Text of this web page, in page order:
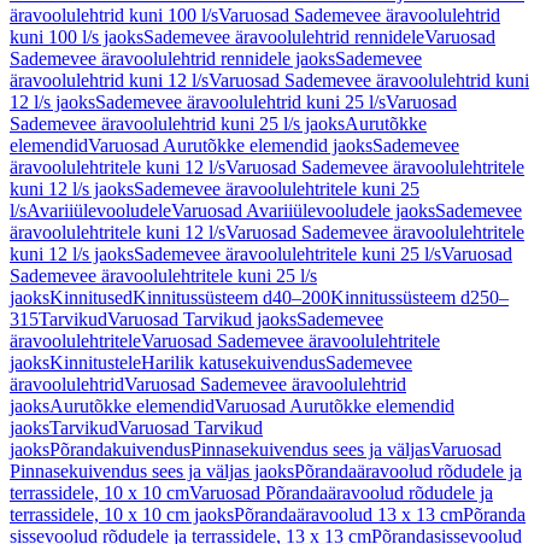
äravoolulehtrid kuni 100 l/sVaruosad Sademevee äravoolulehtrid
kuni 100 l/s jaoksSademevee äravoolulehtrid rennideleVaruosad
Sademevee äravoolulehtrid rennidele jaoksSademevee
äravoolulehtrid kuni 12 l/sVaruosad Sademevee äravoolulehtrid kuni
12 l/s jaoksSademevee äravoolulehtrid kuni 25 l/sVaruosad
Sademevee äravoolulehtrid kuni 25 l/s jaoksAurutõkke
elemendidVaruosad Aurutõkke elemendid jaoksSademevee
äravoolulehtritele kuni 12 l/sVaruosad Sademevee äravoolulehtritele
kuni 12 l/s jaoksSademevee äravoolulehtritele kuni 25
l/sAvariiülevooludeleVaruosad Avariiülevooludele jaoksSademevee
äravoolulehtritele kuni 12 l/sVaruosad Sademevee äravoolulehtritele
kuni 12 l/s jaoksSademevee äravoolulehtritele kuni 25 l/sVaruosad
Sademevee äravoolulehtritele kuni 25 l/s
jaoksKinnitusedKinnitussüsteem d40–200Kinnitussüsteem d250–
315TarvikudVaruosad Tarvikud jaoksSademevee
äravoolulehtriteleVaruosad Sademevee äravoolulehtritele
jaoksKinnitusteleHarilik katusekuivendusSademevee
äravoolulehtridVaruosad Sademevee äravoolulehtrid
jaoksAurutõkke elemendidVaruosad Aurutõkke elemendid
jaoksTarvikudVaruosad Tarvikud
jaoksPõrandakuivendusPinnasekuivendus sees ja väljasVaruosad
Pinnasekuivendus sees ja väljas jaoksPõrandaäravoolud rõdudele ja
terrassidele, 10 x 10 cmVaruosad Põrandaäravoolud rõdudele ja
terrassidele, 10 x 10 cm jaoksPõrandaäravoolud 13 x 13 cmPõranda
sissevoolud rõdudele ja terrassidele, 13 x 13 cmPõrandasissevoolud